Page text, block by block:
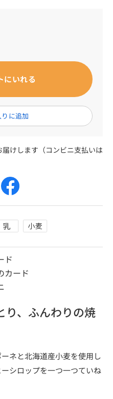
けします（コンビニ支払いは
ド
カード
り、ふんわりの焼
ネと北海道産小麦を使用し
シロップを一つ一つていね